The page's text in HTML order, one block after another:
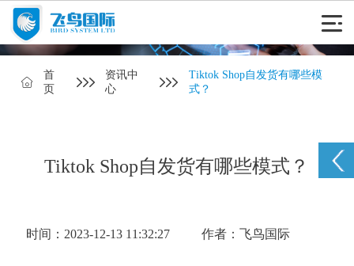
首
页
资讯中
心
Tiktok Shop自发货有哪些模
式？
Tiktok Shop自发货有哪些模式？
时间：2023-12-13 11:32:27 作者：飞鸟国际